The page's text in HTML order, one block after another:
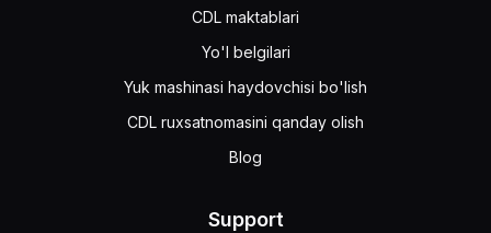
CDL maktablari
Yo'l belgilari
Yuk mashinasi haydovchisi bo'lish
CDL ruxsatnomasini qanday olish
Blog
Support